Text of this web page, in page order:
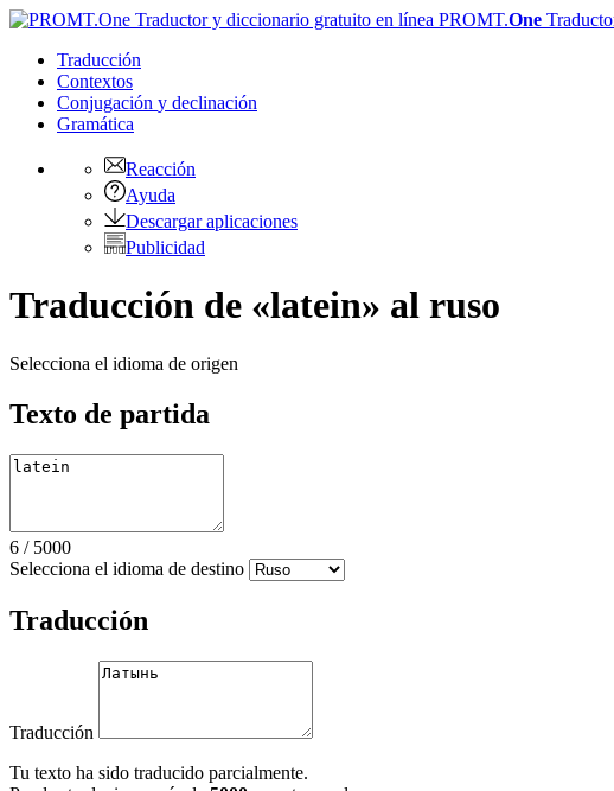
PROMT.One
Traducción
Contextos
Conjugación y declinación
Gramática
Reacción
Ayuda
Descargar aplicaciones
Publicidad
Traducción de «latein» al ruso
Selecciona el idioma de origen
Texto de partida
6 / 5000
Selecciona el idioma de destino
Traducción
Traducción
Tu texto ha sido traducido parcialmente.